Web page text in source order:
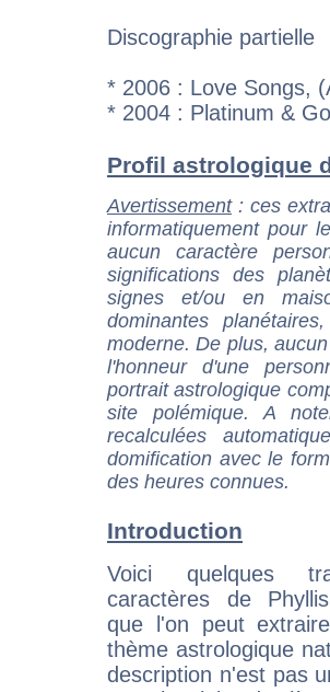
Discographie partielle
* 2006 : Love Songs,
* 2004 : Platinum &
Profil astrologique
Avertissement: ces
informatiquement pour
aucun caractère
significations des
signes et/ou en
dominantes
moderne. De plus,
l'honneur d'une
portrait astrologique
site polémique. A
recalculées
domification avec le
des heures connues.
Introduction
Voici quelques
caractères de
que l'on peut
thème astrologique
description n'est pas